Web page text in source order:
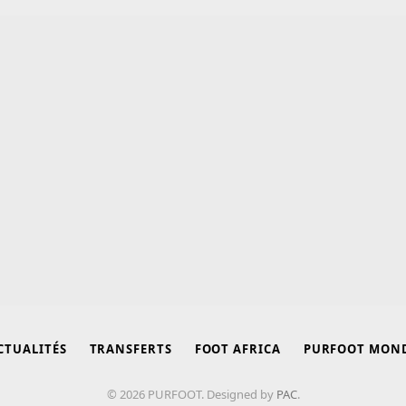
TRANSFERTS FOOT AFRICA PURFOOT
© 2026 PURFOOT. Designed by PAC.